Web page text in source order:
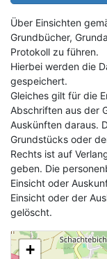
Über Einsichten
Grundbücher,
Protokoll zu führen.
Hierbei werden die
gespeichert.
Gleiches gilt für die
Abschriften aus der
Auskünften daraus.
Grundstücks oder
Rechts ist auf
geben. Die
Einsicht oder
Einsicht oder der
gelöscht.
+